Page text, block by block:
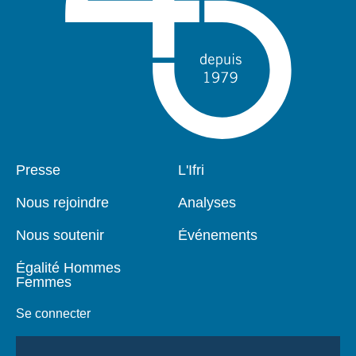
Pied
page
Presse
Nous rejoindre
Nous soutenir
Égalité Hommes
Femmes
Se connecter
Navigation
L'Ifri
Analyses
Événements